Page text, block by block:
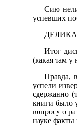
Сию
успевших
Итог
(какая там у
Правда,
успели
сдержанно
книги было
вопросу о
науке факты